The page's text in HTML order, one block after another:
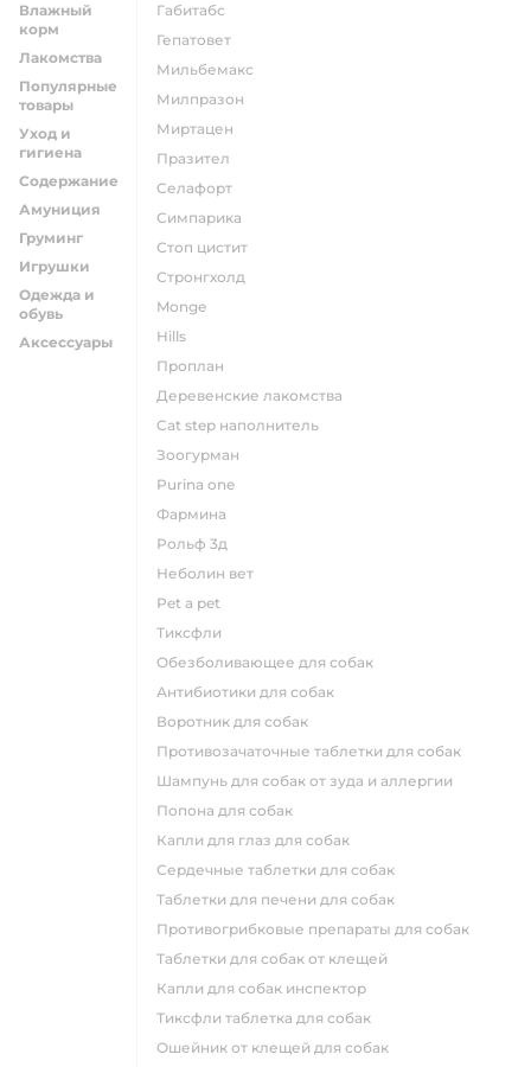
Влажный
корм
Лакомства
Популярные
товары
Уход и
гигиена
Содержание
Амуниция
Груминг
Игрушки
Одежда и
обувь
Аксессуары
габитабс
гепатовет
мильбемакс
милпразон
миртацен
празител
селафорт
симпарика
стоп цистит
стронгхолд
monge
hills
проплан
деревенские лакомства
cat step наполнитель
зоогурман
purina one
фармина
рольф 3д
неболин вет
pet a pet
тиксфли
обезболивающее для собак
антибиотики для собак
воротник для собак
противозачаточные таблетки для собак
шампунь для собак от зуда и аллергии
попона для собак
капли для глаз для собак
сердечные таблетки для собак
таблетки для печени для собак
противогрибковые препараты для собак
таблетки для собак от клещей
капли для собак инспектор
тиксфли таблетка для собак
ошейник от клещей для собак